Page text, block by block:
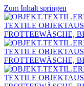
Zum Inhalt springen